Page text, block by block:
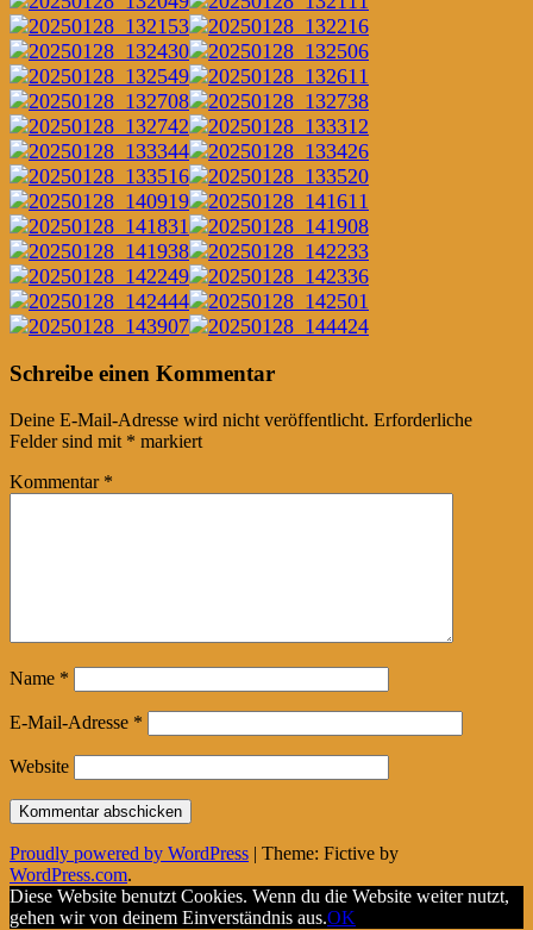
Post
navigation
←
→
Schreibe einen Kommentar
Deine E-Mail-Adresse wird nicht veröffentlicht. Erforderliche
Felder sind mit * markiert
Kommentar *
Name *
E-Mail-Adresse *
Website
Proudly powered by WordPress | Theme: Fictive by
WordPress.com.
Diese Website benutzt Cookies. Wenn du die Website weiter nutzt,
gehen wir von deinem Einverständnis aus.OK